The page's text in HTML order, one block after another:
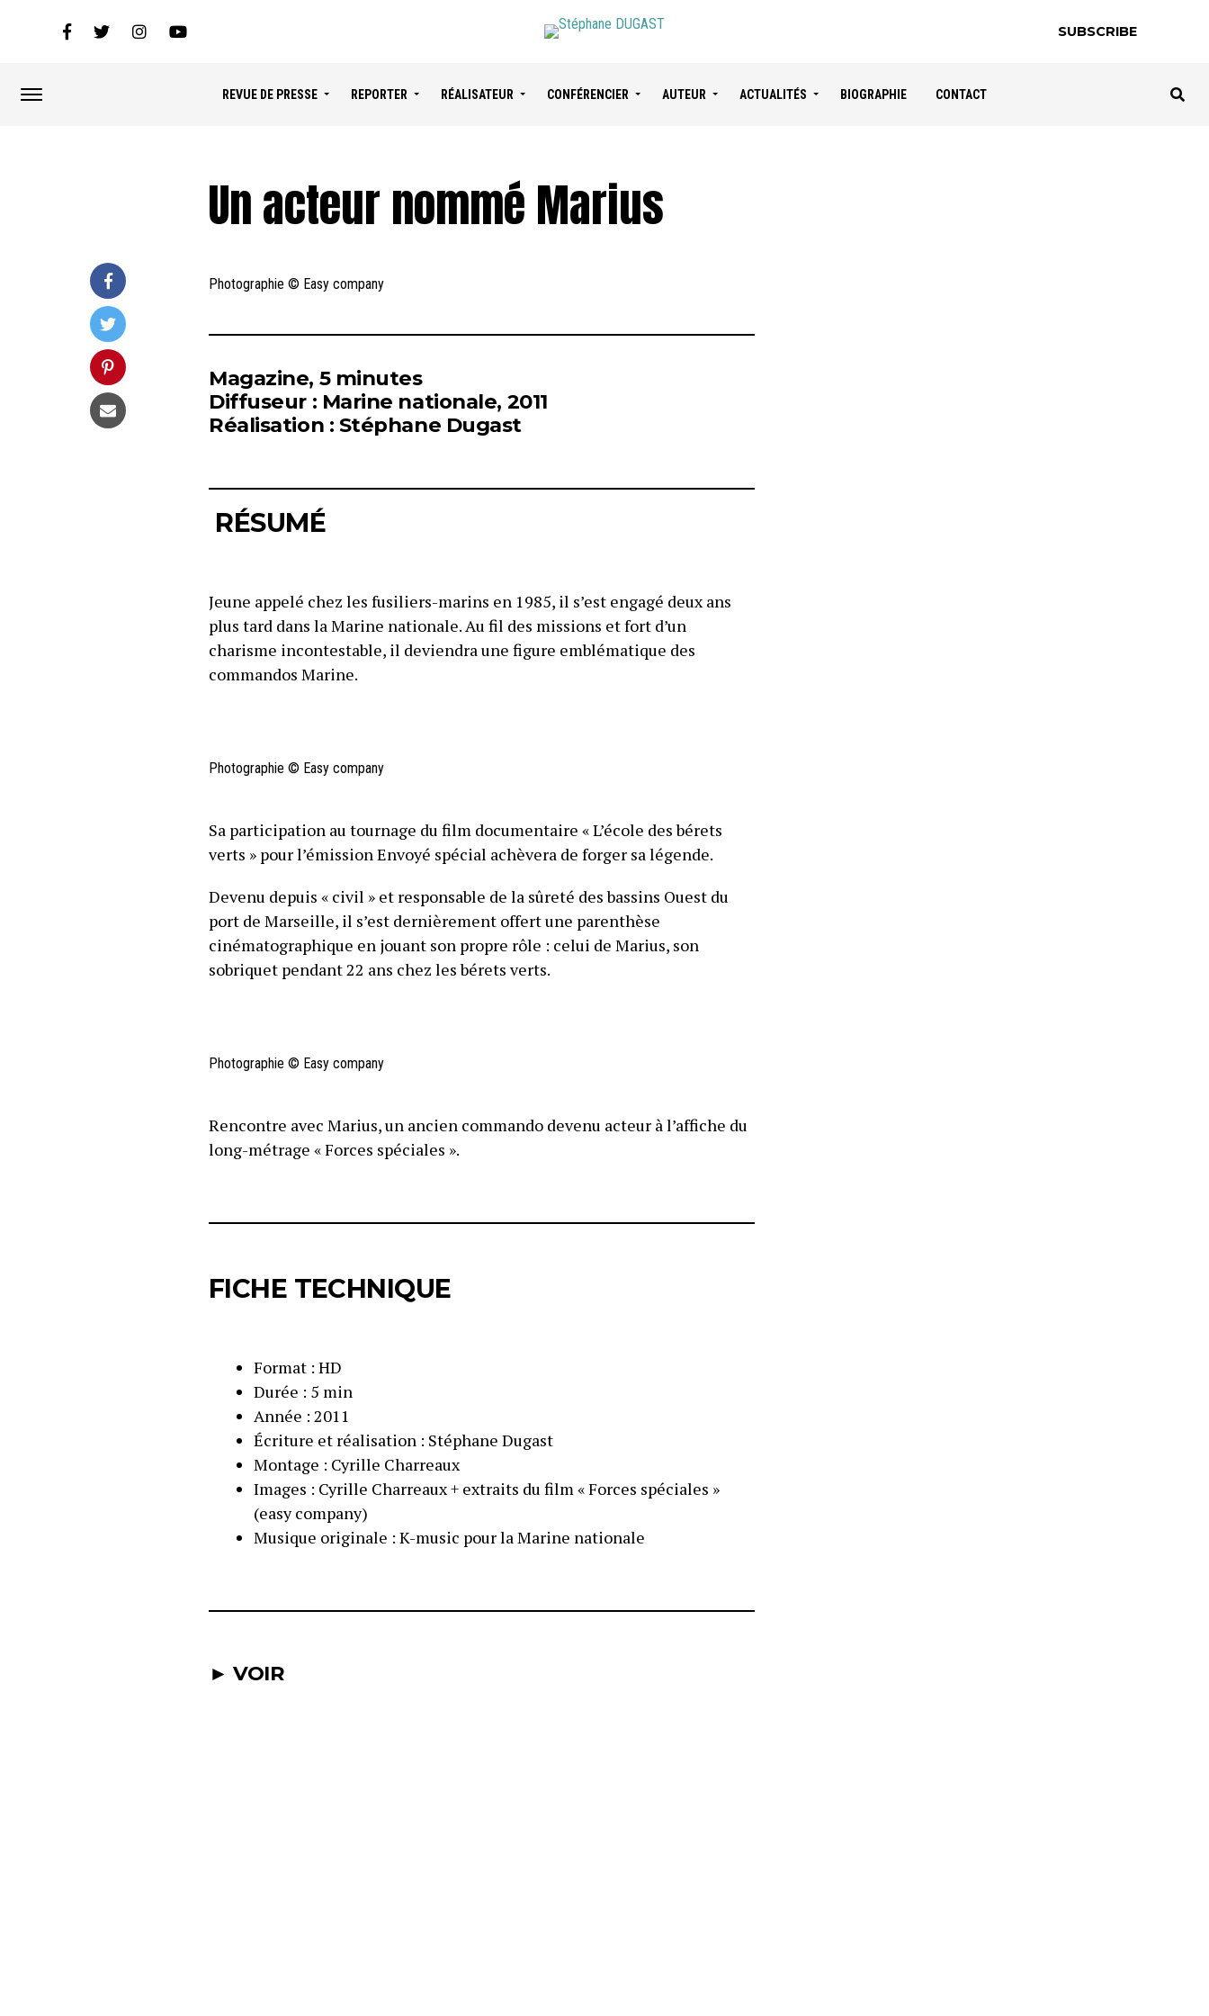
SUBSCRIBE
REVUE DE PRESSE REPORTER RÉALISATEUR CONFÉRENCIER AUTEUR ACTUALITÉS BIOGRAPHIE CONTACT
Un acteur nommé Marius
Photographie © Easy company
Magazine, 5 minutes
Diffuseur : Marine nationale, 2011
Réalisation : Stéphane Dugast
RÉSUMÉ
Jeune appelé chez les fusiliers-marins en 1985, il s’est engagé deux ans
plus tard dans la Marine nationale. Au fil des missions et fort d’un
charisme incontestable, il deviendra une figure emblématique des
commandos Marine.
Photographie © Easy company
Sa participation au tournage du film documentaire « L’école des bérets
verts » pour l’émission Envoyé spécial achèvera de forger sa légende.
Devenu depuis « civil » et responsable de la sûreté des bassins Ouest du
port de Marseille, il s’est dernièrement offert une parenthèse
cinématographique en jouant son propre rôle : celui de Marius, son
sobriquet pendant 22 ans chez les bérets verts.
Photographie © Easy company
Rencontre avec Marius, un ancien commando devenu acteur à l’affiche du
long-métrage « Forces spéciales ».
FICHE TECHNIQUE
Format : HD
Durée : 5 min
Année : 2011
Écriture et réalisation : Stéphane Dugast
Montage : Cyrille Charreaux
Images : Cyrille Charreaux + extraits du film « Forces spéciales »
(easy company)
Musique originale : K-music pour la Marine nationale
► VOIR